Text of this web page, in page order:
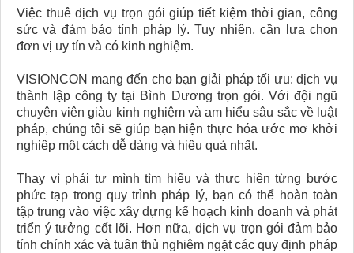
Việc thuê dịch vụ trọn gói giúp tiết kiệm thời gian, công
sức và đảm bảo tính pháp lý. Tuy nhiên, cần lựa chọn
đơn vị uy tín và có kinh nghiệm.
VISIONCON mang đến cho bạn giải pháp tối ưu: dịch vụ
thành lập công ty tại Bình Dương trọn gói. Với đội ngũ
chuyên viên giàu kinh nghiệm và am hiểu sâu sắc về luật
pháp, chúng tôi sẽ giúp bạn hiện thực hóa ước mơ khởi
nghiệp một cách dễ dàng và hiệu quả nhất.
Thay vì phải tự mình tìm hiểu và thực hiện từng bước
phức tạp trong quy trình pháp lý, bạn có thể hoàn toàn
tập trung vào việc xây dựng kế hoạch kinh doanh và phát
triển ý tưởng cốt lõi. Hơn nữa, dịch vụ trọn gói đảm bảo
tính chính xác và tuân thủ nghiêm ngặt các quy định pháp